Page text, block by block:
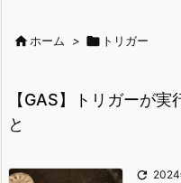
ホーム >  トリガー
【GAS】トリガーが
と
